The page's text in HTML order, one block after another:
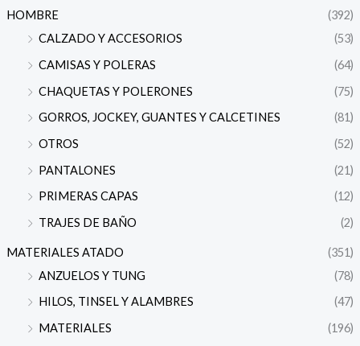
HOMBRE
(392)
CALZADO Y ACCESORIOS
(53)
CAMISAS Y POLERAS
(64)
CHAQUETAS Y POLERONES
(75)
GORROS, JOCKEY, GUANTES Y CALCETINES
(81)
OTROS
(52)
PANTALONES
(21)
PRIMERAS CAPAS
(12)
TRAJES DE BAÑO
(2)
MATERIALES ATADO
(351)
ANZUELOS Y TUNG
(78)
HILOS, TINSEL Y ALAMBRES
(47)
MATERIALES
(196)